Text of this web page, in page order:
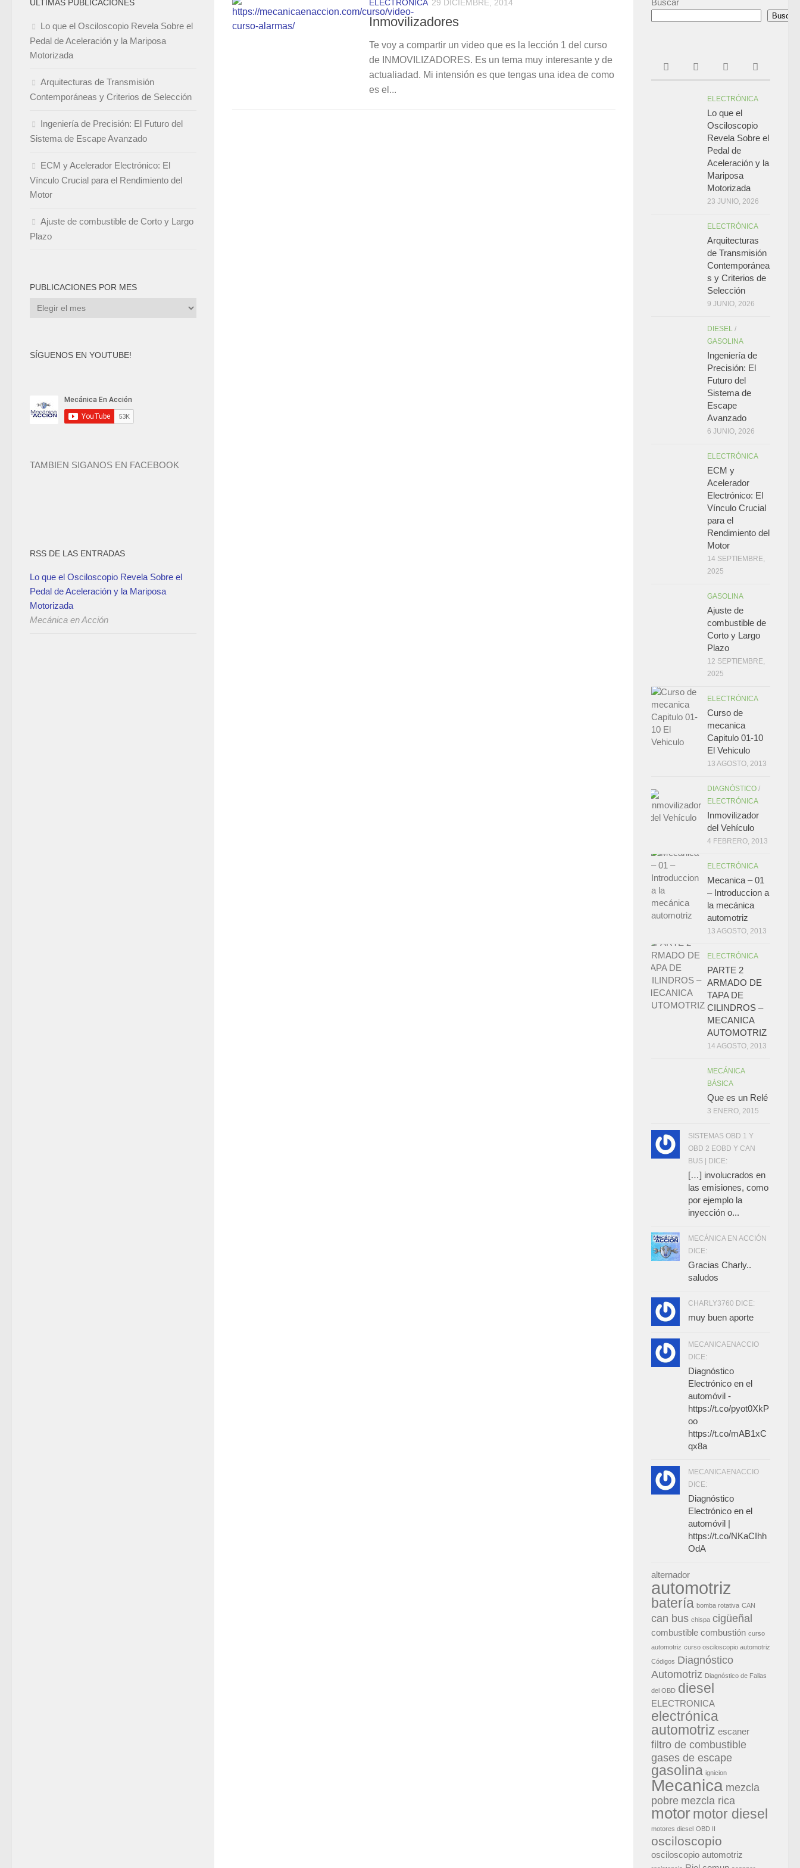
ELECTRÓNICA 29 DICIEMBRE, 2014
Inmovilizadores
Te voy a compartir un video que es la lección 1 del curso
de INMOVILIZADORES. Es un tema muy interesante y de
actualiadad. Mi intensión es que tengas una idea de como
es el...
ÚLTIMAS PUBLICACIONES
Lo que el Osciloscopio Revela Sobre el
Pedal de Aceleración y la Mariposa
Motorizada
Arquitecturas de Transmisión
Contemporáneas y Criterios de Selección
Ingeniería de Precisión: El Futuro del
Sistema de Escape Avanzado
ECM y Acelerador Electrónico: El
Vínculo Crucial para el Rendimiento del
Motor
Ajuste de combustible de Corto y Largo
Plazo
PUBLICACIONES POR MES
Publicaciones
SÍGUENOS EN YOUTUBE!
TAMBIEN SIGANOS EN FACEBOOK
RSS DE LAS ENTRADAS
Lo que el Osciloscopio Revela Sobre el
Pedal de Aceleración y la Mariposa
Motorizada
Mecánica en Acción
Buscar
Buscar
ELECTRÓNICA
Lo que el
Osciloscopio
Revela Sobre el
Pedal de
Aceleración y la
Mariposa
Motorizada
23 JUNIO, 2026
ELECTRÓNICA
Arquitecturas
de Transmisión
Contemporánea
s y Criterios de
Selección
9 JUNIO, 2026
DIESEL /
GASOLINA
Ingeniería de
Precisión: El
Futuro del
Sistema de
Escape
Avanzado
6 JUNIO, 2026
ELECTRÓNICA
ECM y
Acelerador
Electrónico: El
Vínculo Crucial
para el
Rendimiento del
Motor
14 SEPTIEMBRE,
2025
GASOLINA
Ajuste de
combustible de
Corto y Largo
Plazo
12 SEPTIEMBRE,
2025
ELECTRÓNICA
Curso de
mecanica
Capitulo 01-10
El Vehiculo
13 AGOSTO, 2013
DIAGNÓSTICO /
ELECTRÓNICA
Inmovilizador
del Vehículo
4 FEBRERO, 2013
ELECTRÓNICA
Mecanica – 01
– Introduccion a
la mecánica
automotriz
13 AGOSTO, 2013
ELECTRÓNICA
PARTE 2
ARMADO DE
TAPA DE
CILINDROS –
MECANICA
AUTOMOTRIZ
14 AGOSTO, 2013
MECÁNICA
BÁSICA
Que es un Relé
3 ENERO, 2015
SISTEMAS OBD 1 Y
OBD 2 EOBD Y CAN
BUS | DICE:
[…] involucrados en
las emisiones, como
por ejemplo la
inyección o...
MECÁNICA EN ACCIÓN
DICE:
Gracias Charly..
saludos
CHARLY3760 DICE:
muy buen aporte
MECANICAENACCIO
DICE:
Diagnóstico
Electrónico en el
automóvil -
https://t.co/pyot0XkP
oo
https://t.co/mAB1xC
qx8a
MECANICAENACCIO
DICE:
Diagnóstico
Electrónico en el
automóvil |
https://t.co/NKaCIhh
OdA
alternador
automotriz
batería bomba rotativa CAN
can bus chispa cigüeñal
combustible combustión curso
automotriz curso osciloscopio automotriz
Códigos Diagnóstico
Automotriz Diagnóstico de Fallas
del OBD diesel
ELECTRONICA
electrónica
automotriz escaner
filtro de combustible
gases de escape
gasolina ignicion
Mecanica mezcla
pobre mezcla rica
motormotor diesel
motores diesel OBD II
osciloscopio
osciloscopio automotriz